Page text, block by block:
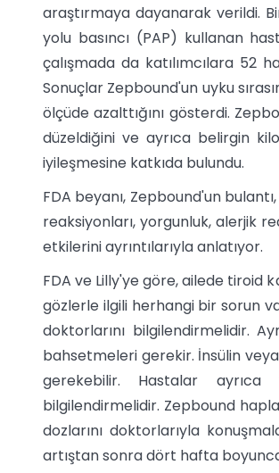
araştırmaya dayanarak verildi.
yolu basıncı (PAP) kullanan
çalışmada da katılımcılara
Sonuçlar Zepbound'un uyku
ölçüde azalttığını gösterdi.
düzeldiğini ve ayrıca belirgin
iyileşmesine katkıda bulundu.
FDA beyanı, Zepbound'un
reaksiyonları, yorgunluk, alerjik
etkilerini ayrıntılarıyla anlatıyor.
FDA ve Lilly'ye göre, ailede tiroid
gözlerle ilgili herhangi bir sorun
doktorlarını bilgilendirmelidir.
bahsetmeleri gerekir. İnsülin
gerekebilir. Hastalar ayrıca
bilgilendirmelidir. Zepbound
dozlarını doktorlarıyla
artıştan sonra dört hafta